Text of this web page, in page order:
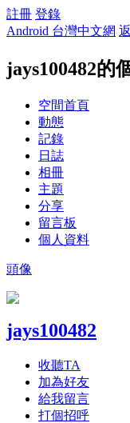
註冊 登錄
Android 台灣中文網
jays100482的
空間首頁
動態
記錄
日誌
相冊
主題
分享
留言板
個人資料
頭像
jays100482
收聽TA
加為好友
給我留言
打個招呼